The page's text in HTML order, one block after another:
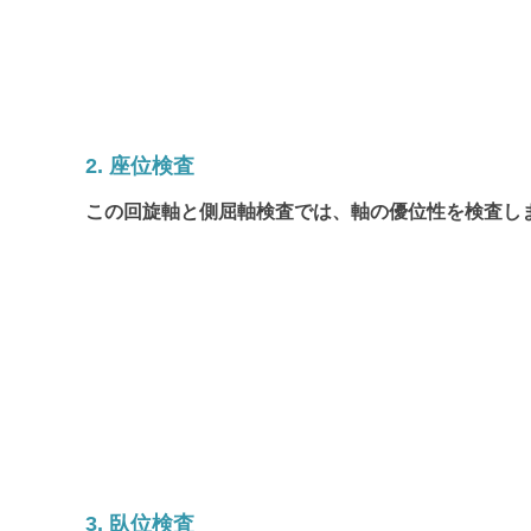
2. 座位検査
この回旋軸と側屈軸検査では、軸の優位性を検査し
3. 臥位検査